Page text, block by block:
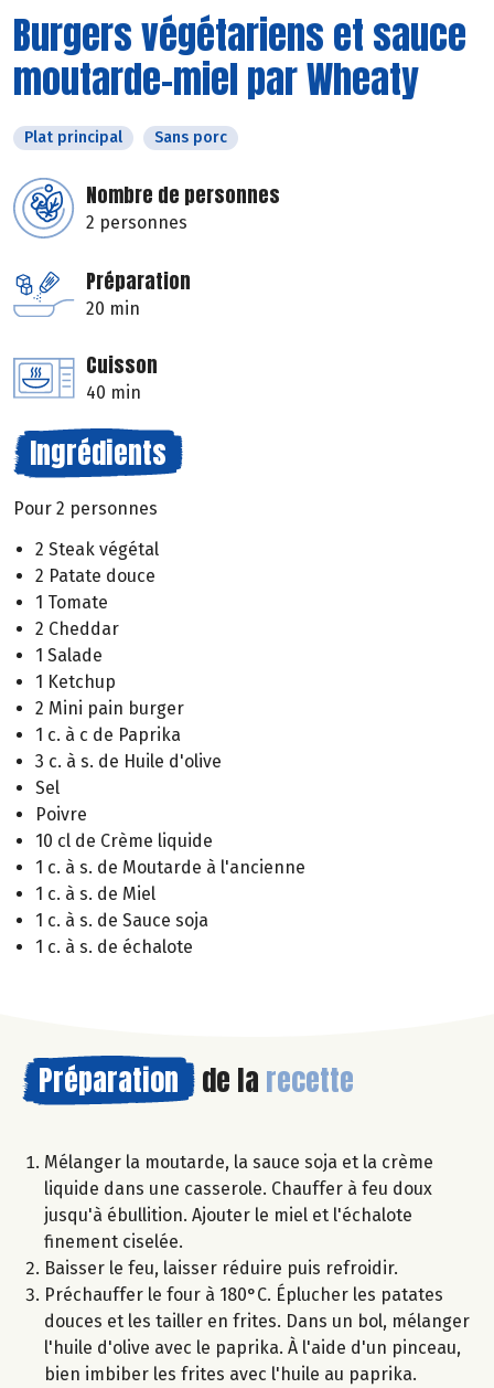
Burgers végétariens et sauce
moutarde-miel par Wheaty
Plat principal Sans porc
Nombre de personnes
2 personnes
Préparation
20 min
Cuisson
40 min
Ingrédients
Pour 2 personnes
2 Steak végétal
2 Patate douce
1 Tomate
2 Cheddar
1 Salade
1 Ketchup
2 Mini pain burger
1 c. à c de Paprika
3 c. à s. de Huile d'olive
Sel
Poivre
10 cl de Crème liquide
1 c. à s. de Moutarde à l'ancienne
1 c. à s. de Miel
1 c. à s. de Sauce soja
1 c. à s. de échalote
Préparation de la recette
Mélanger la moutarde, la sauce soja et la crème
liquide dans une casserole. Chauffer à feu doux
jusqu'à ébullition. Ajouter le miel et l'échalote
finement ciselée.
Baisser le feu, laisser réduire puis refroidir.
Préchauffer le four à 180°C. Éplucher les patates
douces et les tailler en frites. Dans un bol, mélanger
l'huile d'olive avec le paprika. À l'aide d'un pinceau,
bien imbiber les frites avec l'huile au paprika.